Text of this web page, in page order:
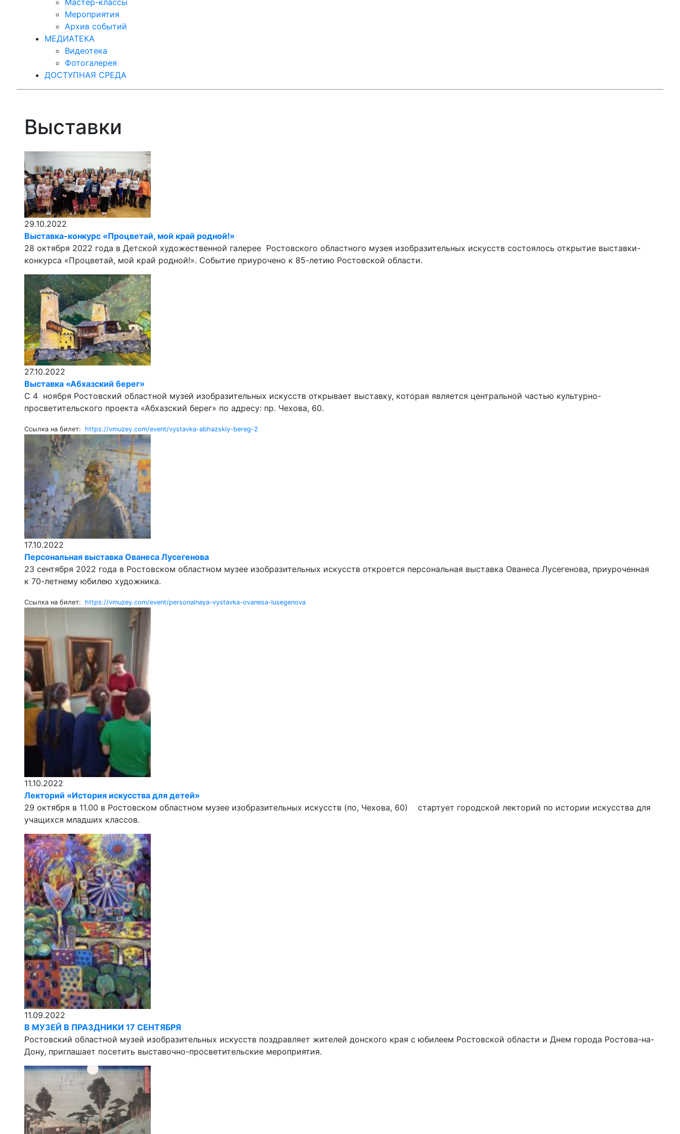
Мастер-классы
Мероприятия
Архив событий
МЕДИАТЕКА
Видеотека
Фотогалерея
ДОСТУПНАЯ СРЕДА
Выставки
29.10.2022
Выставка-конкурс «Процветай, мой край родной!»
28 октября 2022 года в Детской художественной галерее Ростовского областного музея изобразительных искусств состоялось открытие выставки-
конкурса «Процветай, мой край родной!». Событие приурочено к 85-летию Ростовской области.
27.10.2022
Выставка «Абхазский берег»
С 4 ноября Ростовский областной музей изобразительных искусств открывает выставку, которая является центральной частью культурно-
просветительского проекта «Абхазский берег» по адресу: пр. Чехова, 60.
Ссылка на билет: https://vmuzey.com/event/vystavka-abhazskiy-bereg-2
17.10.2022
Персональная выставка Ованеса Лусегенова
23 сентября 2022 года в Ростовском областном музее изобразительных искусств откроется персональная выставка Ованеса Лусегенова, приуроченная
к 70-летнему юбилею художника.
Ссылка на билет: https://vmuzey.com/event/personalnaya-vystavka-ovanesa-lusegenova
11.10.2022
Лекторий «История искусства для детей»
29 октября в 11.00 в Ростовском областном музее изобразительных искусств (по, Чехова, 60) стартует городской лекторий по истории искусства для
учащихся младших классов.
11.09.2022
В МУЗЕЙ В ПРАЗДНИКИ 17 СЕНТЯБРЯ
Ростовский областной музей изобразительных искусств поздравляет жителей донского края с юбилеем Ростовской области и Днем города Ростова-на-
Дону, приглашает посетить выставочно-просветительские мероприятия.